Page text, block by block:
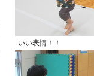
いい表情！！